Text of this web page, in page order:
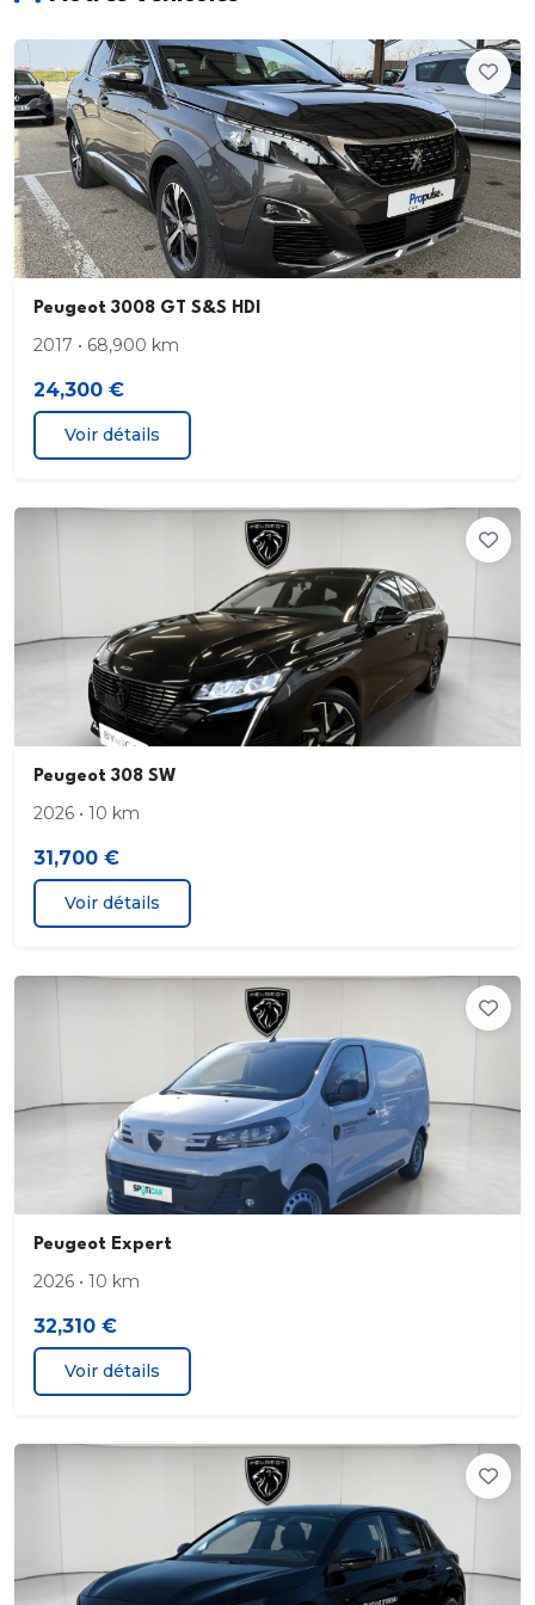
Feux AR signature 3 griffes
stop à LEDs
recul et indicateur de direction à lampe
Jantes alliage 16" diamantées NOMA bi--ton vernis
brillant et Noir Orbital
Freinage d'urgence automatique avec alerte
risque de collision
Freinage automatique d'urgence avec détection
protection des usagers de la route vulnérables
(piétons
)
Alerte active de franchissement involontaire de
ligne et bas côté
Reconnaissance étendue des panneaux de
signalisation et préconisation de vitesse
Alerte attention conducteur
Pack Visibilité Allumage automatique des feux de
Peugeot Connect SOS & Assistance et
Teleservices SOS & Assistance : Appel d'urgence
automatique ou manuel par push SOS
et mise en relation directe avec la plateforme
d'assistance PEUGEOT (24h/24 7j/7)
Teleservices : Détection du besoin d'une
intervention technique ou d'une opération
d'entretien périodique et transmission au réseau
PEUGEOT pour prise de rendez vous
Projecteurs Peugeot LED Technology avec feux
diurnes à LED 3 griffes
Verrouillage automatique de tous les ouvrants en
Volant compact en croûte de cuir avec
commandes multimédia intégrées
3 poignées de maintien rétractables (1passager à
l'AV et 2 à l'AR)
Peugeot 3008 GT S&S HDI
2017 • 68,900 km
24,300 €
Voir détails
Peugeot 308 SW
2026 • 10 km
31,700 €
Voir détails
Peugeot Expert
2026 • 10 km
32,310 €
Voir détails